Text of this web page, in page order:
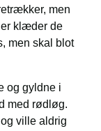
men
klæder de
men skal blot
og gyldne i
med rødløg.
ville aldrig